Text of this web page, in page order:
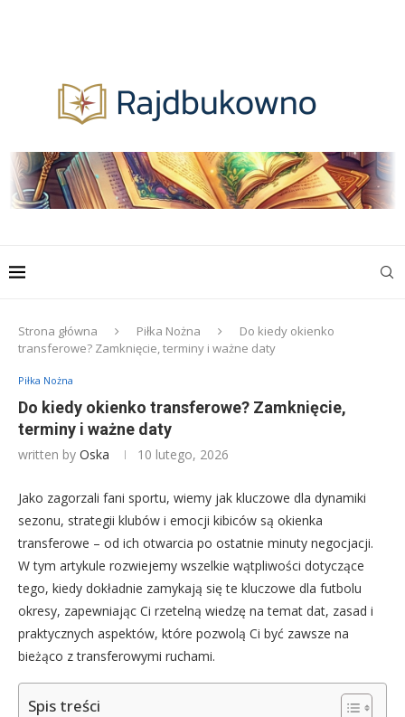
Strona główna Piłka Nożna
Do kiedy okienko
transferowe? Zamknięcie, terminy i ważne daty
Piłka Nożna
Do kiedy okienko transferowe? Zamknięcie,
terminy i ważne daty
written by Oska 10 lutego, 2026
Jako zagorzali fani sportu, wiemy jak kluczowe dla dynamiki
sezonu, strategii klubów i emocji kibiców są okienka
transferowe – od ich otwarcia po ostatnie minuty negocjacji.
W tym artykule rozwiejemy wszelkie wątpliwości dotyczące
tego, kiedy dokładnie zamykają się te kluczowe dla futbolu
okresy, zapewniając Ci rzetelną wiedzę na temat dat, zasad i
praktycznych aspektów, które pozwolą Ci być zawsze na
bieżąco z transferowymi ruchami.
Spis treści